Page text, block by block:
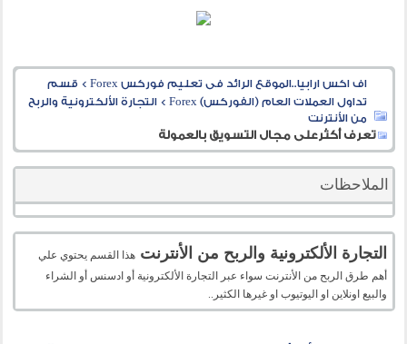
اف اكس ارابيا..الموقع الرائد فى تعليم فوركس Forex > قسم
تداول العملات العام (الفوركس) Forex
>التجارة الألكترونية والربح
من الأنترنت
تعرف أكثرعلى مجال التسويق بالعمولة
الملاحظات
التجارة الألكترونية والربح من الأنترنت هذا القسم يحتوي علي
أهم طرق الربح من الأنترنت سواء عبر التجارة الألكترونية أو ادسنس أو الشراء
والبيع اونلاين او اليوتيوب او غيرها الكثير..